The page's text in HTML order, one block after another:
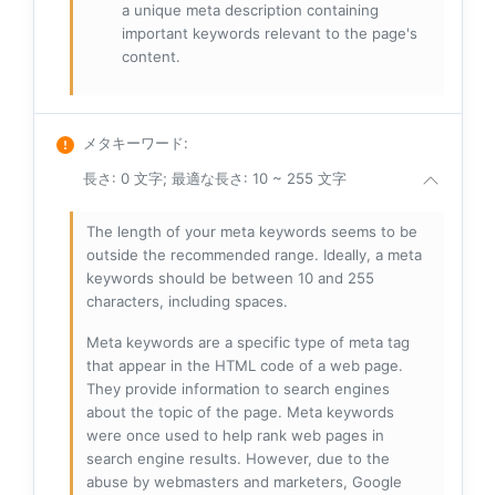
a unique meta description containing
important keywords relevant to the page's
content.
メタキーワード:
長さ: 0 文字; 最適な長さ: 10 ~ 255 文字
The length of your meta keywords seems to be
outside the recommended range. Ideally, a meta
keywords should be between 10 and 255
characters, including spaces.
Meta keywords are a specific type of meta tag
that appear in the HTML code of a web page.
They provide information to search engines
about the topic of the page. Meta keywords
were once used to help rank web pages in
search engine results. However, due to the
abuse by webmasters and marketers, Google